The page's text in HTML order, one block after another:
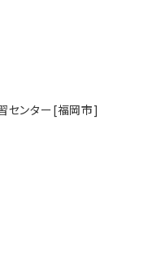
センター[福岡市]